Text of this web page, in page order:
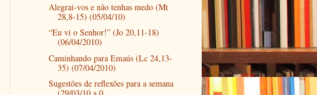
Alegrai-vos e não tenhas medo (Mt
28,8-15) (05/04/10)
“Eu vi o Senhor!” (Jo 20,11-18)
(06/04/2010)
Caminhando para Emaús (Lc 24,13-
35) (07/04/2010)
Sugestões de reflexões para a semana